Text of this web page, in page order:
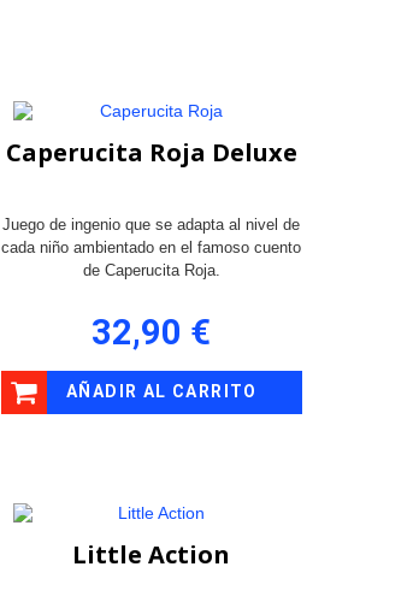
Caperucita Roja Deluxe
Juego de ingenio que se adapta al nivel de
cada niño ambientado en el famoso cuento
de Caperucita Roja.
32,90 €
AÑADIR AL CARRITO
Little Action